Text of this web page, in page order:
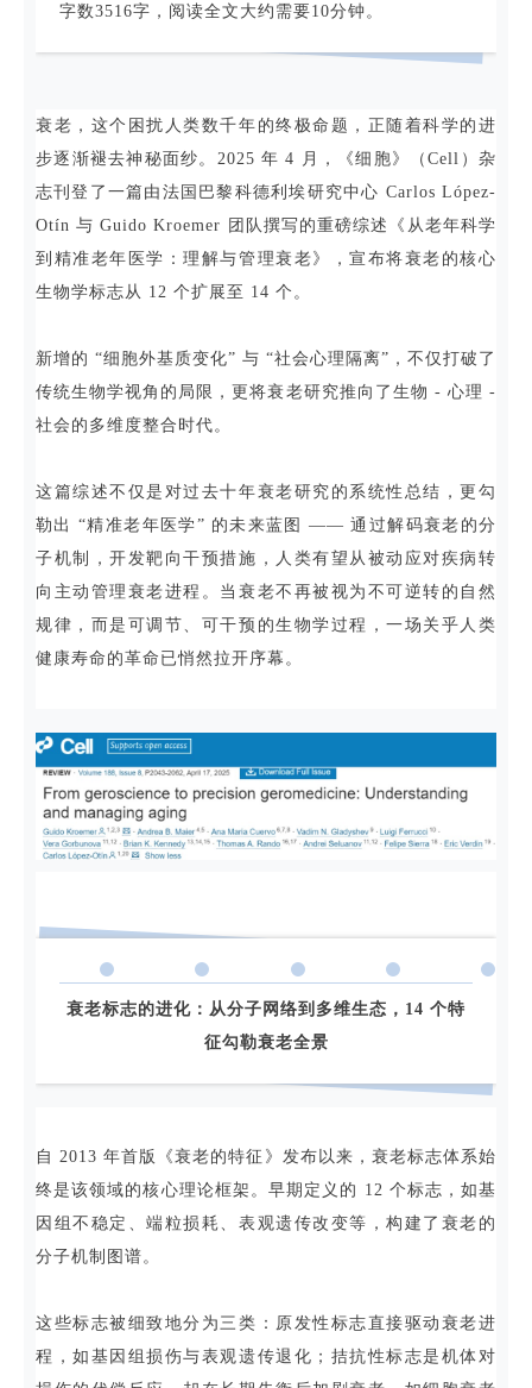
字数3516字，阅读全文大约需要10分钟。
衰老，这个困扰人类数千年的终极命题，正随着科学的进
步逐渐褪去神秘面纱。2025 年 4 月，《细胞》（Cell）杂
志刊登了一篇由法国巴黎科德利埃研究中心 Carlos López-
Otín 与 Guido Kroemer 团队撰写的重磅综述《从老年科学
到精准老年医学：理解与管理衰老》，宣布将衰老的核心
生物学标志从 12 个扩展至 14 个。
新增的 “细胞外基质变化” 与 “社会心理隔离”，不仅打破了
传统生物学视角的局限，更将衰老研究推向了生物 - 心理 -
社会的多维度整合时代。
这篇综述不仅是对过去十年衰老研究的系统性总结，更勾
勒出 “精准老年医学” 的未来蓝图 —— 通过解码衰老的分
子机制，开发靶向干预措施，人类有望从被动应对疾病转
向主动管理衰老进程。当衰老不再被视为不可逆转的自然
规律，而是可调节、可干预的生物学过程，一场关乎人类
健康寿命的革命已悄然拉开序幕。
衰老标志的进化： 从分子网络到多维生态，14 个特
征勾勒衰老全景
自 2013 年首版《衰老的特征》发布以来，衰老标志体系始
终是该领域的核心理论框架。早期定义的 12 个标志，如基
因组不稳定、端粒损耗、表观遗传改变等，构建了衰老的
分子机制图谱。
这些标志被细致地分为三类：原发性标志直接驱动衰老进
程，如基因组损伤与表观遗传退化；拮抗性标志是机体对